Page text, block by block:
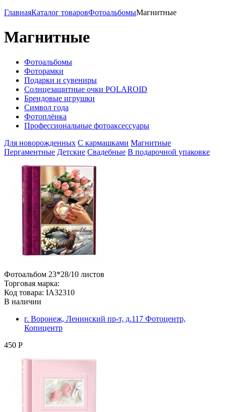
ГлавнаяКаталог товаровФотоальбомыМагнитные
Магнитные
Фотоальбомы
Фоторамки
Подарки и сувениры
Солнцезащитные очки POLAROID
Брендовые игрушки
Символ года
Фотоплёнка
Профессиональные фотоаксессуары
Для новорожденных С кармашками Магнитные
Пергаментные Детские Свадебные В подарочной упаковке
Фотоальбом 23*28/10 листов
Торговая марка:
Код товара: IA32310
В наличии
г. Воронеж, Ленинский пр-т, д.117 Фотоцентр,
Копицентр
450 Р